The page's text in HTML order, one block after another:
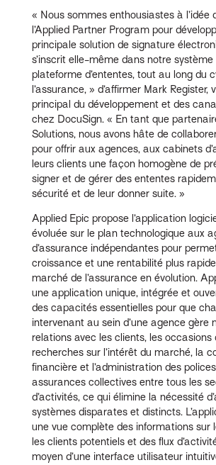
« Nous sommes enthousiastes à l’idée
l’Applied Partner Program pour
principale solution de signature
s’inscrit elle-même dans notre
plateforme d’ententes, tout au long du
l’assurance, » d’affirmer Mark Register,
principal du développement et des
chez DocuSign. « En tant que
Solutions, nous avons hâte de
pour offrir aux agences, aux cabinets
leurs clients une façon homogène de
signer et de gérer des ententes
sécurité et de leur donner suite. »
Applied Epic propose l’application
évoluée sur le plan technologique aux
d’assurance indépendantes pour
croissance et une rentabilité plus
marché de l’assurance en évolution.
une application unique, intégrée et
des capacités essentielles pour que
intervenant au sein d’une agence gère
relations avec les clients, les occasions
recherches sur l’intérêt du marché, la
financière et l’administration des
assurances collectives entre tous les
d’activités, ce qui élimine la nécessité
systèmes disparates et distincts.
une vue complète des informations sur
les clients potentiels et des flux
moyen d’une interface utilisateur